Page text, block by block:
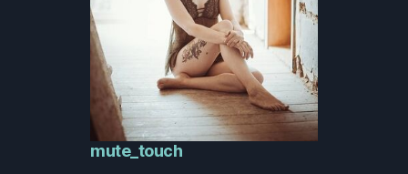
mute_touch